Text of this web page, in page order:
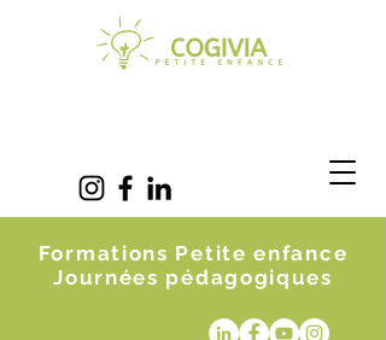
Formations Petite enfance
Journées pédagogiques